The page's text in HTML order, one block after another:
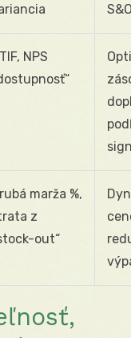
NPS
marža %,
z
out“